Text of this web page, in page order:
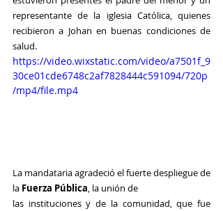
representante de la iglesia Católica, quienes
recibieron a Johan en buenas condiciones de
salud.
https://video.wixstatic.com/video/a7501f_9
30ce01cde6748c2af7828444c591094/720p
/mp4/file.mp4
La mandataria agradeció el fuerte despliegue de
la Fuerza Pública, la unión de
las instituciones y de la comunidad, que fue